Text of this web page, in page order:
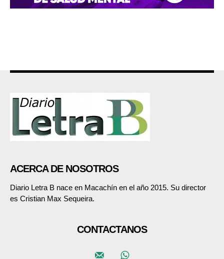
ACERCA DE NOSOTROS
Diario Letra B nace en Macachín en el año 2015. Su director
es Cristian Max Sequeira.
CONTACTANOS